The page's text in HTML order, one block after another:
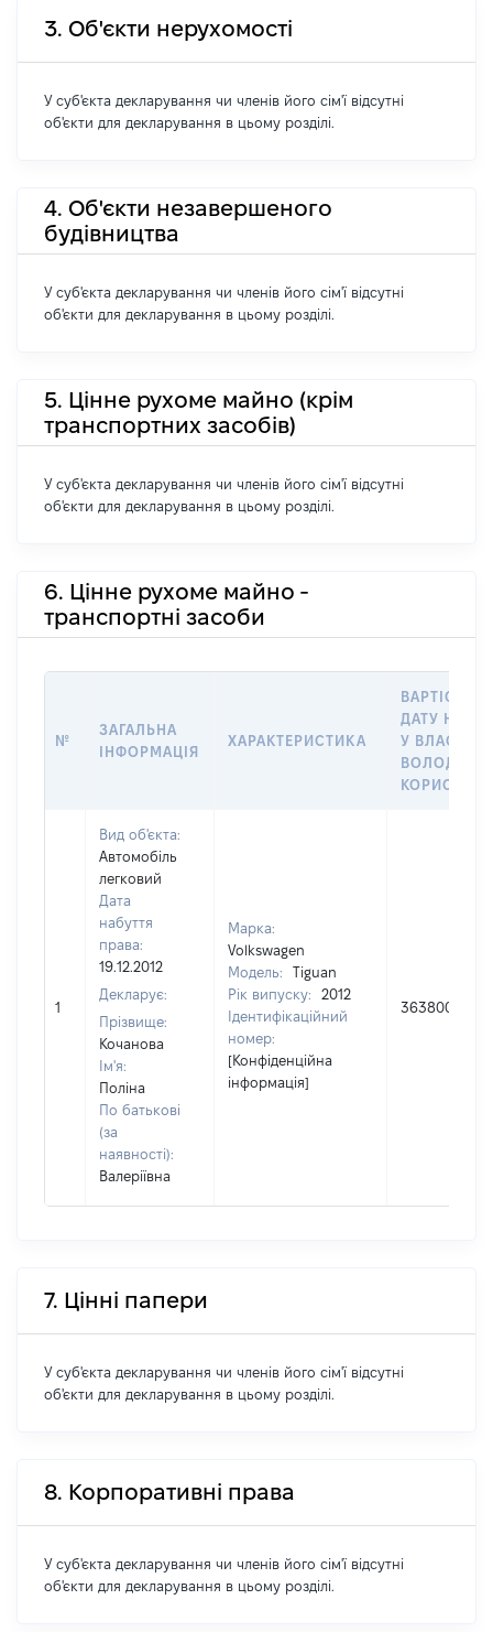
3. Об'єкти нерухомості
У суб'єкта декларування чи членів його сім'ї відсутні
об'єкти для декларування в цьому розділі.
4. Об'єкти незавершеного
будівництва
У суб'єкта декларування чи членів його сім'ї відсутні
об'єкти для декларування в цьому розділі.
5. Цінне рухоме майно (крім
транспортних засобів)
У суб'єкта декларування чи членів його сім'ї відсутні
об'єкти для декларування в цьому розділі.
6. Цінне рухоме майно -
транспортні засоби
№
ЗАГАЛЬНА
ІНФОРМАЦІЯ
ХАРАКТЕРИСТИКА
ВАРТІСТЬ
ДАТУ
У
1
Вид об'єкта:
Автомобіль
легковий
Дата
набуття
права:
19.12.2012
Декларує:
Прізвище:
Кочанова
Ім'я:
Поліна
По батькові
(за
наявності):
Валеріївна
Марка:
Volkswagen
Модель:
Tiguan
Рік випуску:
2012
Ідентифікаційний
номер:
[Конфіденційна
інформація]
363800
7. Цінні папери
У суб'єкта декларування чи членів його сім'ї відсутні
об'єкти для декларування в цьому розділі.
8. Корпоративні права
У суб'єкта декларування чи членів його сім'ї відсутні
об'єкти для декларування в цьому розділі.